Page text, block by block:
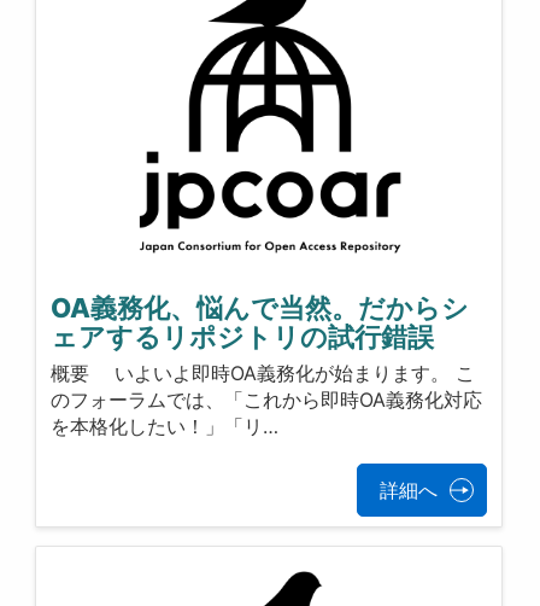
OA義務化、悩んで当然。だからシ
ェアするリポジトリの試行錯誤
概要 いよいよ即時OA義務化が始まります。 こ
のフォーラムでは、「これから即時OA義務化対応
を本格化したい！」「リ…
詳細へ